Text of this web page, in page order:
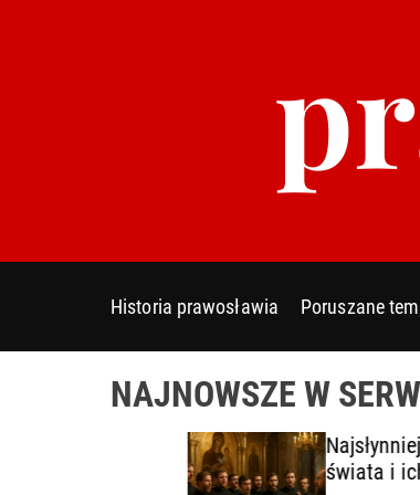
t
Historia prawosławia Poruszane
NAJNOWSZE W
Najsłynniejsze
świata i ich